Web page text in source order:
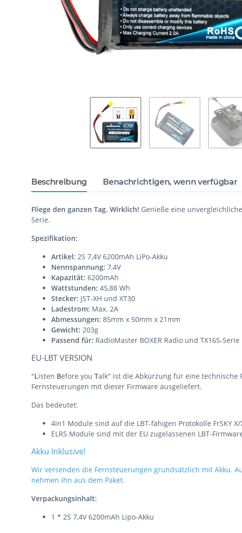
Beschreibung Benachrichtigen, wenn verfügbar
Fliege den ganzen Tag. Wirklich! Genieße eine
Serie.
Spezifikation:
Artikel: 2S 7,4V 6200mAh LiPo-Akku
Nennspannung: 7,4V
Kapazität: 6200mAh
Wattstunden: 45,88 Wh
Stecker: JST-XH und XT30
Ladestrom: Max. 2A
Abmessungen: 85mm x 50mm x 21mm
Gewicht: 203g
Passend für: RadioMaster BOXER Radio und TX16S-Serie
EU-LBT VERSION
"Listen Before you Talk" ist die Abkürzung für eine
Fernsteuerungen mit dieser Firmware ausgeliefert.
Das bedeutet:
4in1 Module sind auf die LBT-fähigen Protokolle FrSKY X/
ELRS Module sind mit der EU zugelassenen LBT-
Akku Inklusive!
Wir versenden die Fernsteuerungen grundsätzlich mit Akku.
nehmen ihn aus dem Paket.
Verpackungsinhalt:
1 * 2S 7,4V 6200mAh Lipo-Akku